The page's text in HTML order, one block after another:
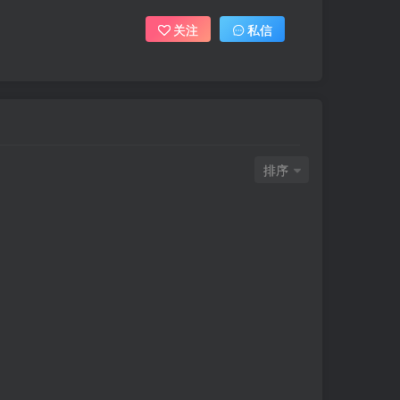
关注 私信
排序